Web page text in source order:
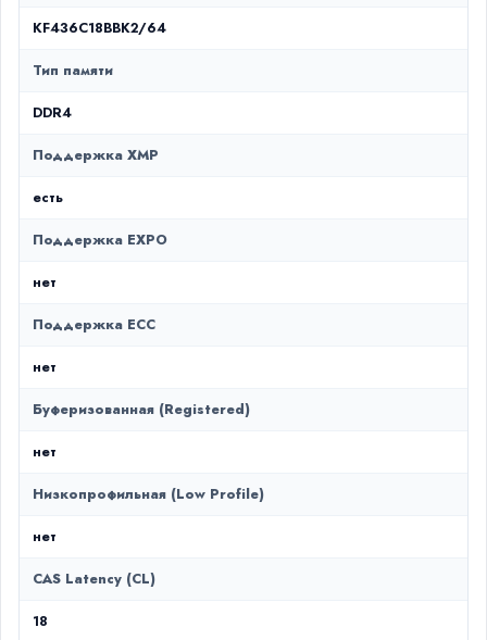
KF436C18BBK2/64
Тип памяти
DDR4
Поддержка XMP
есть
Поддержка EXPO
нет
Поддержка ECC
нет
Буферизованная (Registered)
нет
Низкопрофильная (Low Profile)
нет
CAS Latency (CL)
18